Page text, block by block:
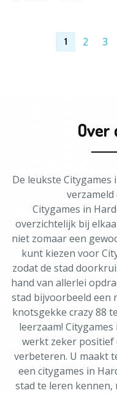
1 2 3
Over
De leukste
verzameld
Citygames in
overzichtelijk bij
niet zomaar een
kunt kiezen voor
zodat de stad
hand van allerlei
stad bijvoorbeeld een
knotsgekke crazy 88
leerzaam!
werkt zeker positief
verbeteren. U maakt
een citygames in
stad te leren kennen,